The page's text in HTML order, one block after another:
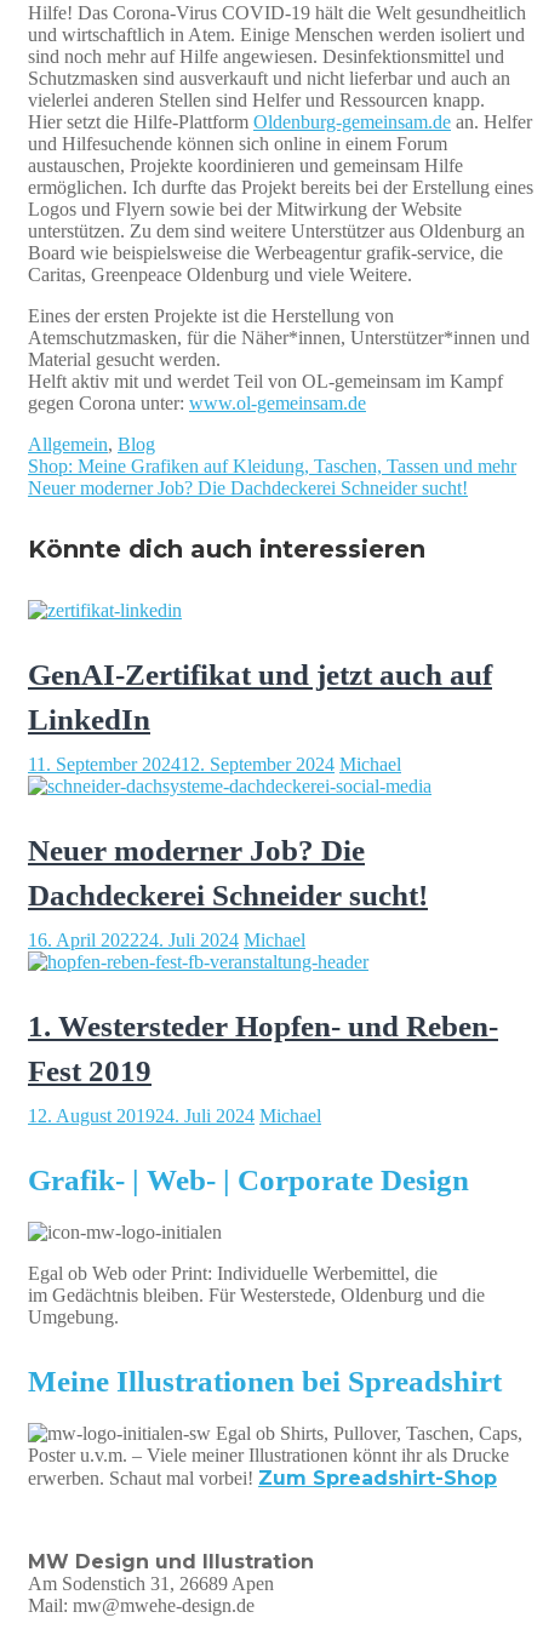
Hilfe! Das Corona-Virus COVID-19 hält die Welt gesundheitlich
und wirtschaftlich in Atem. Einige Menschen werden isoliert und
sind noch mehr auf Hilfe angewiesen. Desinfektionsmittel und
Schutzmasken sind ausverkauft und nicht lieferbar und auch an
vielerlei anderen Stellen sind Helfer und Ressourcen knapp.
Hier setzt die Hilfe-Plattform Oldenburg-gemeinsam.de an. Helfer
und Hilfesuchende können sich online in einem Forum
austauschen, Projekte koordinieren und gemeinsam Hilfe
ermöglichen. Ich durfte das Projekt bereits bei der Erstellung eines
Logos und Flyern sowie bei der Mitwirkung der Website
unterstützen. Zu dem sind weitere Unterstützer aus Oldenburg an
Board wie beispielsweise die Werbeagentur grafik-service, die
Caritas, Greenpeace Oldenburg und viele Weitere.
Eines der ersten Projekte ist die Herstellung von
Atemschutzmasken, für die Näher*innen, Unterstützer*innen und
Material gesucht werden.
Helft aktiv mit und werdet Teil von OL-gemeinsam im Kampf
gegen Corona unter: www.ol-gemeinsam.de
Allgemein, Blog
Beitragsnavigation
Shop: Meine Grafiken auf Kleidung, Taschen, Tassen und mehr
Neuer moderner Job? Die Dachdeckerei Schneider sucht!
Könnte dich auch interessieren
GenAI-Zertifikat und jetzt auch auf
LinkedIn
11. September 202412. September 2024 Michael
Neuer moderner Job? Die
Dachdeckerei Schneider sucht!
16. April 202224. Juli 2024 Michael
1. Westersteder Hopfen- und Reben-
Fest 2019
12. August 201924. Juli 2024 Michael
Grafik- | Web- | Corporate Design
Egal ob Web oder Print: Individuelle Werbemittel, die
im Gedächtnis bleiben. Für Westerstede, Oldenburg und die
Umgebung.
Meine Illustrationen bei Spreadshirt
Egal ob Shirts, Pullover, Taschen, Caps,
Poster u.v.m. – Viele meiner Illustrationen könnt ihr als Drucke
erwerben. Schaut mal vorbei! Zum Spreadshirt-Shop
MW Design und Illustration
Am Sodenstich 31, 26689 Apen
Mail: mw@mwehe-design.de